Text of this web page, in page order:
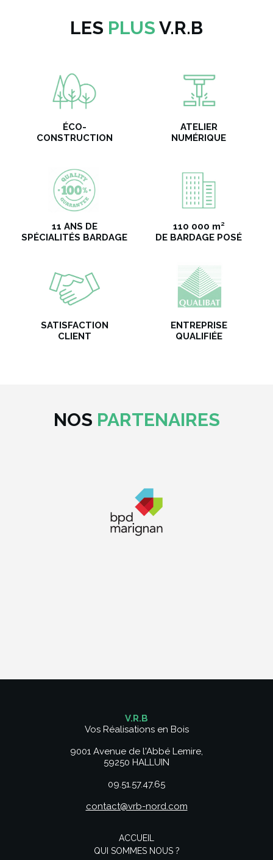
LES PLUS V.R.B
ÉCO-
CONSTRUCTION
ATELIER
NUMÉRIQUE
11 ANS DE
SPÉCIALITÉS BARDAGE
110 000 m²
DE BARDAGE POSÉ
SATISFACTION
CLIENT
ENTREPRISE
QUALIFIÉE
NOS PARTENAIRES
V.R.B
Vos Réalisations en Bois
9001 Avenue de l'Abbé Lemire,
59250 HALLUIN
09.51.57.47.65
contact@vrb-nord.com
ACCUEIL
QUI SOMMES NOUS ?